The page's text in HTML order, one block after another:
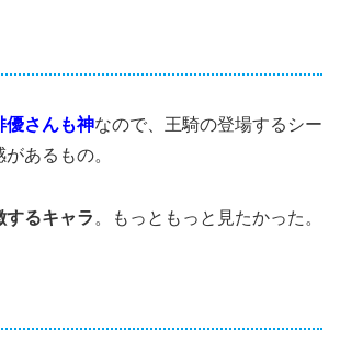
優さんも神なので、王騎の登場するシー
あるもの。
するキャラ 。もっともっと見たかった。